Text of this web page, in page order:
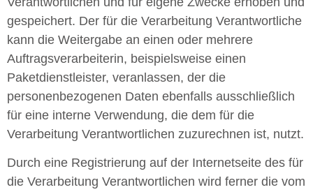
gespeichert. Der für die Verarbeitung Verantwortliche
kann die Weitergabe an einen oder mehrere
Auftragsverarbeiterin, beispielsweise einen
Paketdienstleister, veranlassen, der die
personenbezogenen Daten ebenfalls ausschließlich
für eine interne Verwendung, die dem für die
Verarbeitung Verantwortlichen zuzurechnen ist, nutzt.
Durch eine Registrierung auf der Internetseite des für
die Verarbeitung Verantwortlichen wird ferner die vom